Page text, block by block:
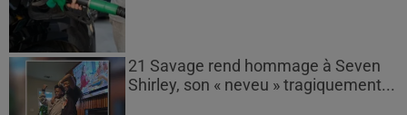
21 Savage rend hommage à Seven
Shirley, son « neveu » tragiquement...